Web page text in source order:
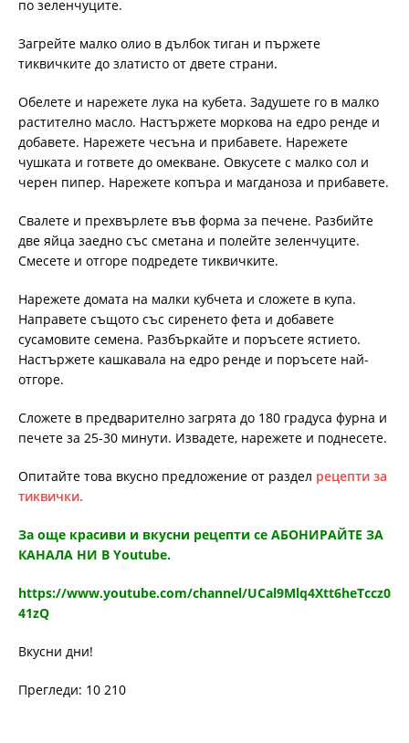
по зеленчуците.
Загрейте малко олио в дълбок тиган и пържете
тиквичките до златисто от двете страни.
Обелете и нарежете лука на кубета. Задушете го в малко
растително масло. Настържете моркова на едро ренде и
добавете. Нарежете чесъна и прибавете. Нарежете
чушката и гответе до омекване. Овкусете с малко сол и
черен пипер. Нарежете копъра и магданоза и прибавете.
Свалете и прехвърлете във форма за печене. Разбийте
две яйца заедно със сметана и полейте зеленчуците.
Смесете и отгоре подредете тиквичките.
Нарежете домата на малки кубчета и сложете в купа.
Направете същото със сиренето фета и добавете
сусамовите семена. Разбъркайте и поръсете ястието.
Настържете кашкавала на едро ренде и поръсете най-
отгоре.
Сложете в предварително загрята до 180 градуса фурна и
печете за 25-30 минути. Извадете, нарежете и поднесете.
Опитайте това вкусно предложение от раздел рецепти за
тиквички.
За още красиви и вкусни рецепти се АБОНИРАЙТЕ ЗА
КАНАЛА НИ В Youtube.
https://www.youtube.com/channel/UCal9Mlq4Xtt6heTccz0
41zQ
Вкусни дни!
Прегледи: 10 210